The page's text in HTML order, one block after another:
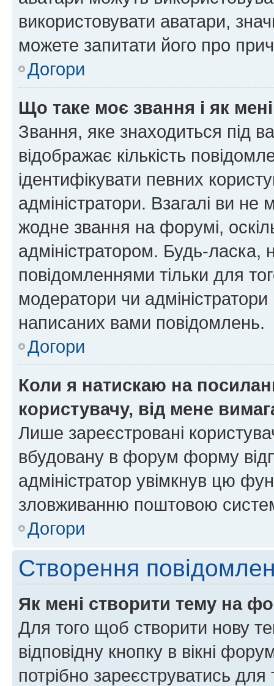
використовувати аватари,
можете запитати його про
Догори
Що таке моє звання і як
Звання, яке знаходиться під
відображає кількість
ідентифікувати певних
адміністратори. Взагалі ви
жодне звання на форумі,
адміністратором. Будь-
повідомленнями тільки для
модератори чи
написаних вами повідомлень.
Догори
Коли я натискаю на
користувачу, від мене
Лише зареєстровані
вбудовану в форум форму
адміністратор увімкнув цю
зловживанню поштовою
Догори
Створення
Як мені створити тему на
Для того щоб створити нову
відповідну кнопку в вікні
потрібно зареєструватись